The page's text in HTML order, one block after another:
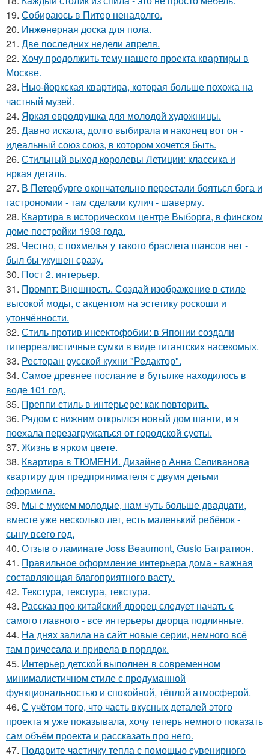
19. Собираюсь в Питер ненадолго.
20. Инжeнepная доска для пола.
21. Две последних недели апреля.
22. Хочу продолжить тему нашего проекта квартиры в
Москве.
23. Нью-йоркская квартира, которая больше похожа на
частный музей.
24. Яркая евродвушка для молодой художницы.
25. Давно искала, долго выбирала и наконец вот он -
идеальный союз союз, в котором хочется быть.
26. Стильный выход королевы Летиции: классика и
яркая деталь.
27. В Петербурге окончательно перестали бояться бога и
гастрономии - там сделали кулич - шаверму.
28. Квартира в историческом центре Выборга, в финском
доме постройки 1903 года.
29. Честно, с похмелья у такого браслета шансов нет -
был бы укушен сразу.
30. Пост 2. интерьер.
31. Промпт: Внешность. Создай изображение в стиле
высокой моды, с акцентом на эстетику роскоши и
утончённости.
32. Стиль против инсектофобии: в Японии создали
гиперреалистичные сумки в виде гигантских насекомых.
33. Ресторан русской кухни "Редактор".
34. Самое древнее послание в бутылке находилось в
воде 101 год.
35. Преппи стиль в интерьере: как повторить.
36. Рядом с нижним открылся новый дом шанти, и я
поехала перезагружаться от городской суеты.
37. Жизнь в ярком цвете.
38. Квартира в ТЮМЕНИ. Дизайнер Анна Селиванова
квартиру для предпринимателя с двумя детьми
оформила.
39. Мы с мужем молодые, нам чуть больше двадцати,
вместе уже несколько лет, есть маленький ребёнок -
сыну всего год.
40. Отзыв о ламинате Joss Beaumont, Gusto Багратион.
41. Правильное оформление интерьера дома - важная
составляющая благоприятного васту.
42. Текстура, текстура, текстура.
43. Рассказ про китайский дворец следует начать с
самого главного - все интерьеры дворца подлинные.
44. На днях залила на сайт новые серии, немного всё
там причесала и привела в порядок.
45. Интерьер детской выполнен в современном
минималистичном стиле с продуманной
функциональностью и спокойной, тёплой атмосферой.
46. С учётом того, что часть вкусных деталей этого
проекта я уже показывала, хочу теперь немного показать
сам объём проекта и рассказать про него.
47. Подарите частичку тепла с помощью сувенирного